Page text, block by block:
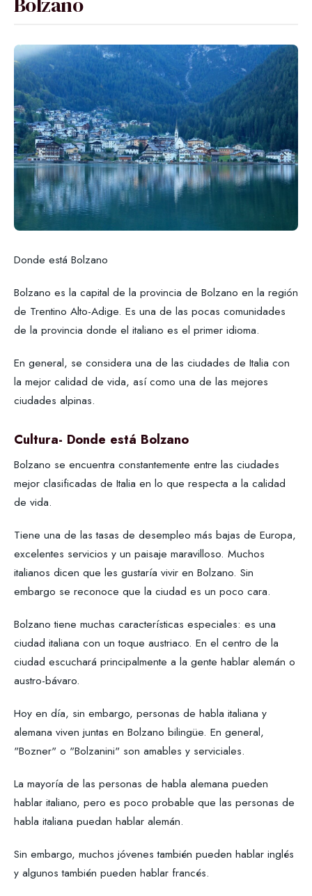
Donde está Bolzano
Bolzano es la capital de la provincia de Bolzano en la región
de Trentino Alto-Adige. Es una de las pocas comunidades
de la provincia donde el italiano es el primer idioma.
En general, se considera una de las ciudades de Italia con
la mejor calidad de vida, así como una de las mejores
ciudades alpinas.
Cultura- Donde está Bolzano
Bolzano se encuentra constantemente entre las ciudades
mejor clasificadas de Italia en lo que respecta a la calidad
de vida.
Tiene una de las tasas de desempleo más bajas de Europa,
excelentes servicios y un paisaje maravilloso. Muchos
italianos dicen que les gustaría vivir en Bolzano. Sin
embargo se reconoce que la ciudad es un poco cara.
Bolzano tiene muchas características especiales: es una
ciudad italiana con un toque austriaco. En el centro de la
ciudad escuchará principalmente a la gente hablar alemán o
austro-bávaro.
Hoy en día, sin embargo, personas de habla italiana y
alemana viven juntas en Bolzano bilingüe. En general,
"Bozner" o "Bolzanini" son amables y serviciales.
La mayoría de las personas de habla alemana pueden
hablar italiano, pero es poco probable que las personas de
habla italiana puedan hablar alemán.
Sin embargo, muchos jóvenes también pueden hablar inglés
y algunos también pueden hablar francés.